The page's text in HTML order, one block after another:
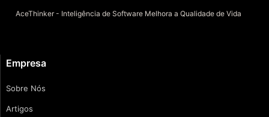
AceThinker - Inteligência de Software Melhora a Qualidade de Vida
Empresa
Sobre Nós
Artigos